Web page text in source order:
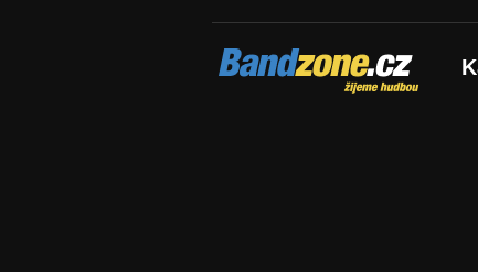
Bandzone.cz
žijeme hudbou